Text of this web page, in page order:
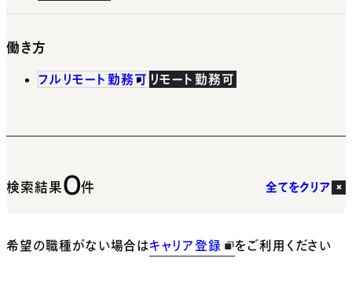
働き方
フルリモート勤務可 リモート勤務可
検索結果0件 全てをクリア
希望の職種がない場合はキャリア登録 をご利用ください